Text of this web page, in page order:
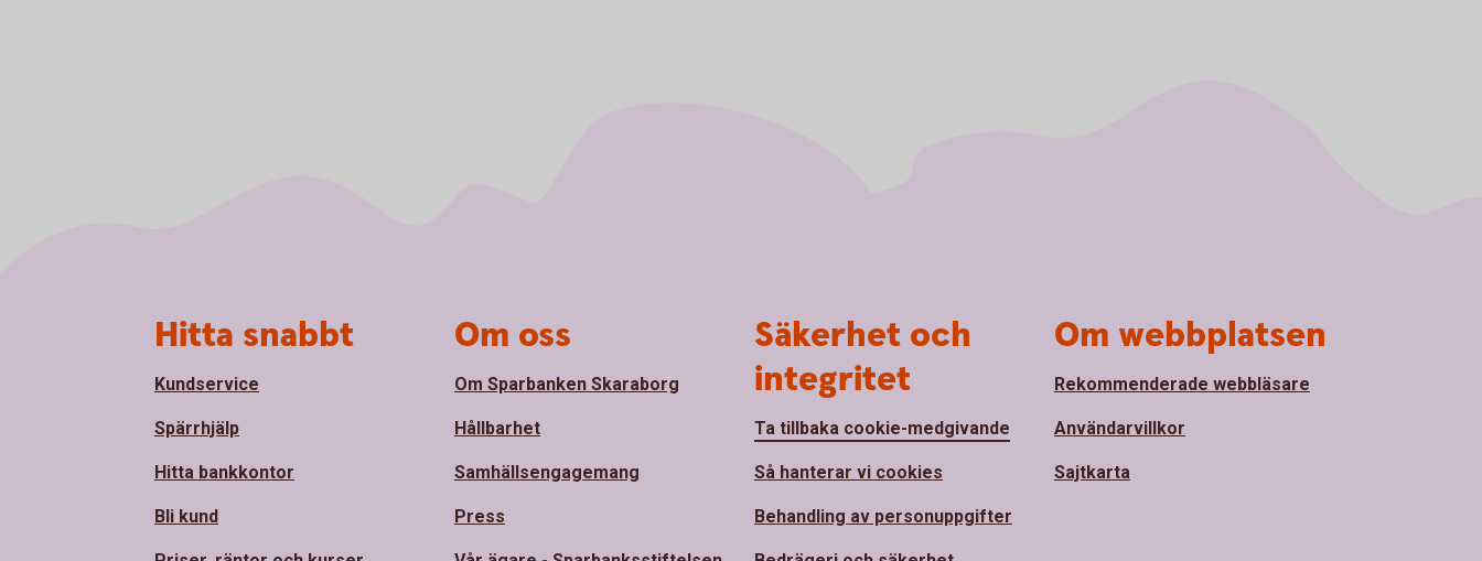
Hitta snabbt
Kundservice
Spärrhjälp
Hitta bankkontor
Bli kund
Om oss
Om Sparbanken Skaraborg
Hållbarhet
Samhällsengagemang
Press
Säkerhet och
integritet
Ta tillbaka cookie-medgivande
Så hanterar vi cookies
Behandling av personuppgifter
Om webbplatsen
Rekommenderade webbläsare
Användarvillkor
Sajtkarta